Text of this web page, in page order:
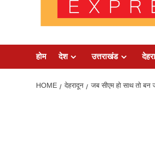
होम देश उत्तराखंड
HOME देहरादून जब सीएम हो साथ तो बन